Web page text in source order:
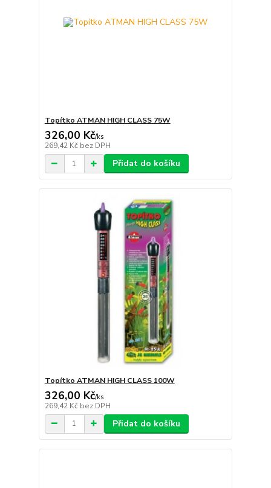
Topítko ATMAN HIGH CLASS 75W
326,00 Kč/ks
269,42 Kč bez DPH
Přidat do košíku
Topítko ATMAN HIGH CLASS 100W
326,00 Kč/ks
269,42 Kč bez DPH
Přidat do košíku